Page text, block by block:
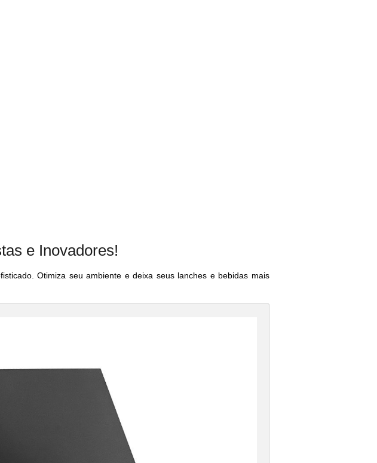
e Inovadores!
Otimiza seu ambiente e deixa seus lanches e bebidas mais